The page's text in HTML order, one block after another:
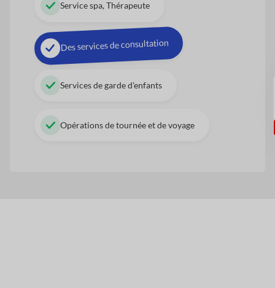
Service spa, Thérapeute
Des services de consultation
Services de garde d'enfants
Opérations de tournée et de voyage